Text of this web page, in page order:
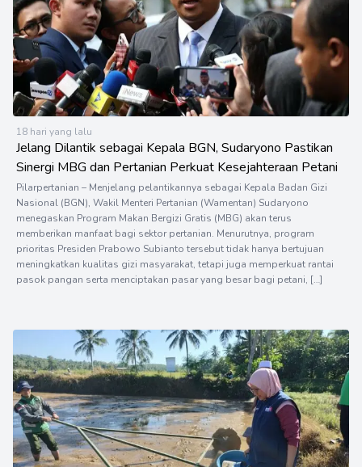
18 hari yang lalu
Jelang Dilantik sebagai Kepala BGN, Sudaryono Pastikan
Sinergi MBG dan Pertanian Perkuat Kesejahteraan Petani
Pilarpertanian – Menjelang pelantikannya sebagai Kepala Badan Gizi
Nasional (BGN), Wakil Menteri Pertanian (Wamentan) Sudaryono
menegaskan Program Makan Bergizi Gratis (MBG) akan terus
memberikan manfaat bagi sektor pertanian. Menurutnya, program
prioritas Presiden Prabowo Subianto tersebut tidak hanya bertujuan
meningkatkan kualitas gizi masyarakat, tetapi juga memperkuat rantai
pasok pangan serta menciptakan pasar yang besar bagi petani, […]